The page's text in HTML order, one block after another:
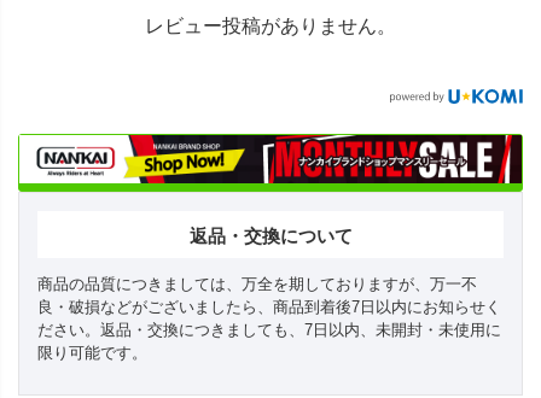
レビュー投稿がありません。
返品・交換について
商品の品質につきましては、万全を期しておりますが、万一不
良・破損などがございましたら、商品到着後7日以内にお知らせく
ださい。返品・交換につきましても、7日以内、未開封・未使用に
限り可能です。